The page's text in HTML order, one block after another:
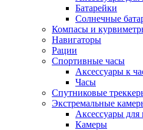
Батарейки
Солнечные
Компасы и
Навигаторы
Рации
Спортивные часы
Аксессуары к
Часы
Спутниковые
Экстремальные
Аксессуары для
Камеры